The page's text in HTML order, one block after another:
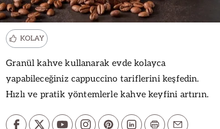
KOLAY
Granül kahve kullanarak evde kolayca
yapabileceğiniz cappuccino tariflerini keşfedin.
Hızlı ve pratik yöntemlerle kahve keyfini artırın.